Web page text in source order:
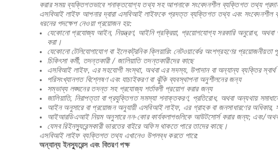
করার সময় ব্যক্তিগতভাবে শনাক্তযোগ্য তথ্য সহ আপনাকে সংবেদনশীল ব্যক্তিগত তথ্য
এসবিআই লাইফ আপনার দ্বারা এসবিআই লাইফকে প্রদত্ত ব্যক্তিগত তথ্য এবং সংবেদনশীল
ধরনের পদক্ষেপ নেওয়া প্রয়োজন হয়:
যেকোনো প্রযোজ্য আইন, নিয়ন্ত্রণ, আইনি প্রক্রিয়া, প্রয়োগযোগ্য সরকারি অনুরোধ, অথবা
করা।
যেকোনো টেলিযোগাযোগ বা ইলেকট্রনিক ক্লিয়ারিং নেটওয়ার্কের অংশগ্রহণের প্রয়োজনীয়তা
চিকিৎসা কর্মী, তদন্তকারী / জালিয়াতি তদন্তকারীদের কাছে
এসবিআই লাইফ, এর সহযোগী সংস্থা, অথবা এর সদস্য, উপাদান বা অন্যান্য ব্যক্তির
পরিসংখ্যানগত বিশ্লেষণ এবং যাচাইকরণ বা ঝুঁকি ব্যবস্থাপনা অনুশীলনের জন্য
সম্ভাব্য লঙ্ঘনের তদন্ত সহ প্রযোজ্য শর্তাবলী প্রয়োগ করার জন্য
জালিয়াতি, নিরাপত্তা বা প্রযুক্তিগত সমস্যা শনাক্তকরণ, প্রতিরোধ, অথবা অন্যথায়
আইন অনুসারে বা প্রয়োজন অনুযায়ী এসবিআই লাইফ, এর গ্রাহক বা জনসাধারণের অধিকার,
আইআরডিএআই নিয়ম অনুসারে নন-কোর কার্যকলাপগুলিকে আউটসোর্স করার জন্য; এবং/
যেসব রিইনস্যুরেন্সকারী ভারতের বাইরে অফিস থাকতে পারে তাদের কাছে।
এসবিআই লাইফ ব্যক্তিগত তথ্য এখানেও উপলব্ধ করতে পারে:
অন্যান্য ইনস্যুরেন্স এবং বিতরণ পক্ষ